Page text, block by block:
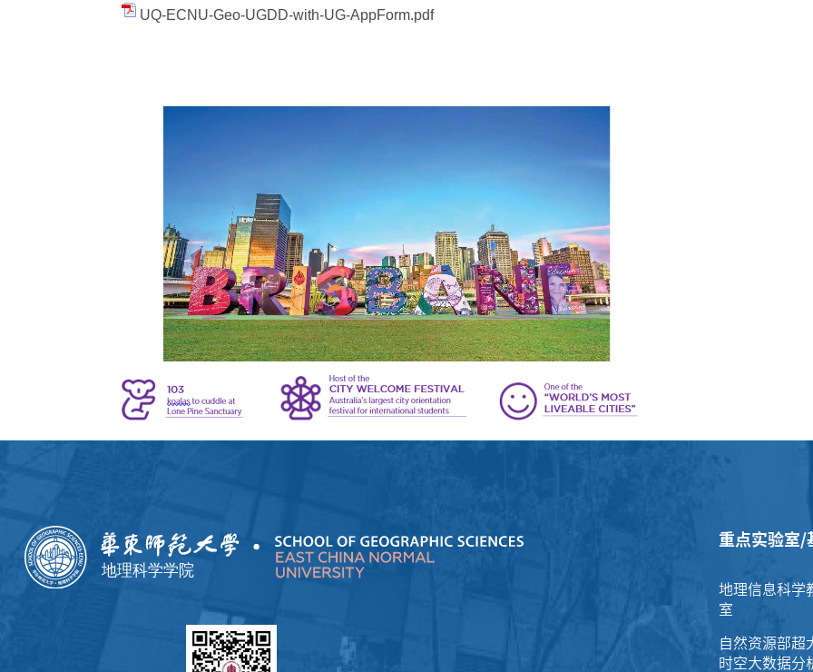
UQ-ECNU-Geo-UGDD-with-UG-AppForm.pdf
重点实验室/
地理信息科学
室
自然资源部超
时空大数据分